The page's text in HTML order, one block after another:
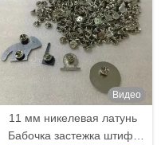
Видео
11 мм никелевая латунь
Бабочка застежка штифт